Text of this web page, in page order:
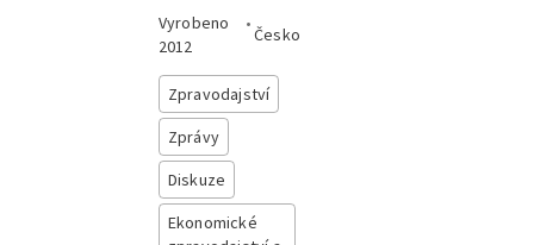
Vyrobeno
2012
•
Česko
Zpravodajství
Zprávy
Diskuze
Ekonomické